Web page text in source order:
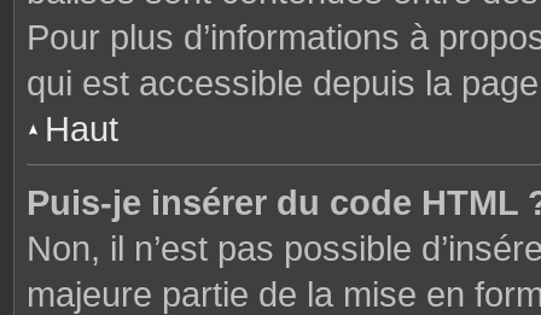
Pour plus d’informations à
qui est accessible depuis la
Haut
Puis-je insérer du code HTML
Non, il n’est pas possible
majeure partie de la mise en